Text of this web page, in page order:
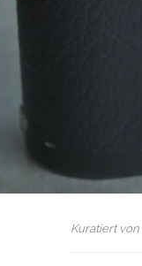
Kuratiert von